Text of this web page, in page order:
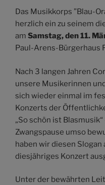
Das Musikkorps ”Blau-
herzlich ein zu seinem
am Samstag, den 11.
Paul-Arens-Bürgerhaus
Nach 3 langen Jahren
unsere Musikerinnen
sich wieder einmal im
Konzerts der
„So schön ist
Zwangspause umso
haben wir diesen
diesjähriges Konzert
Unter der bewährten